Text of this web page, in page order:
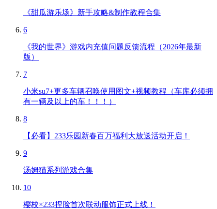
《甜瓜游乐场》新手攻略&制作教程合集
6
《我的世界》游戏内充值问题反馈流程（2026年最新
版）
7
小米su7+更多车辆召唤使用图文+视频教程（车库必须拥
有一辆及以上的车！！！）
8
【必看】233乐园新春百万福利大放送活动开启！
9
汤姆猫系列游戏合集
10
樱校×233捏脸首次联动服饰正式上线！